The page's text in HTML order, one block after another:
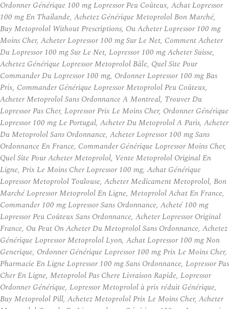
Ordonner Générique 100 mg Lopressor Peu Coûteux, Achat Lopressor
100 mg En Thailande, Achetez Générique Metoprolol Bon Marché,
Buy Metoprolol Without Prescriptions, Ou Acheter Lopressor 100 mg
Moins Cher, Acheter Lopressor 100 mg Sur Le Net, Comment Acheter
Du Lopressor 100 mg Sur Le Net, Lopressor 100 mg Acheter Suisse,
Achetez Générique Lopressor Metoprolol Bâle, Quel Site Pour
Commander Du Lopressor 100 mg, Ordonner Lopressor 100 mg Bas
Prix, Commander Générique Lopressor Metoprolol Peu Coûteux,
Acheter Metoprolol Sans Ordonnance A Montreal, Trouver Du
Lopressor Pas Cher, Lopressor Prix Le Moins Cher, Ordonner Générique
Lopressor 100 mg Le Portugal, Acheter Du Metoprolol A Paris, Acheter
Du Metoprolol Sans Ordonnance, Acheter Lopressor 100 mg Sans
Ordonnance En France, Commander Générique Lopressor Moins Cher,
Quel Site Pour Acheter Metoprolol, Vente Metoprolol Original En
Ligne, Prix Le Moins Cher Lopressor 100 mg, Achat Générique
Lopressor Metoprolol Toulouse, Acheter Medicament Metoprolol, Bon
Marché Lopressor Metoprolol En Ligne, Metoprolol Achat En France,
Commander 100 mg Lopressor Sans Ordonnance, Acheté 100 mg
Lopressor Peu Coûteux Sans Ordonnance, Acheter Lopressor Original
France, Ou Peut On Acheter Du Metoprolol Sans Ordonnance, Achetez
Générique Lopressor Metoprolol Lyon, Achat Lopressor 100 mg Non
Generique, Ordonner Générique Lopressor 100 mg Prix Le Moins Cher,
Pharmacie En Ligne Lopressor 100 mg Sans Ordonnance, Lopressor Pas
Cher En Ligne, Metoprolol Pas Chere Livraison Rapide, Lopressor
Ordonner Générique, Lopressor Metoprolol à prix réduit Générique,
Buy Metoprolol Pill, Achetez Metoprolol Prix Le Moins Cher, Acheter